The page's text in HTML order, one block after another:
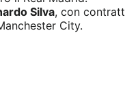
Silva, con
City.